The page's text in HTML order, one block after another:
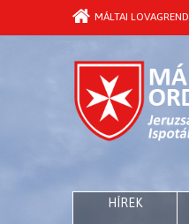
MÁLTAI LOVAGREND
HÍREK